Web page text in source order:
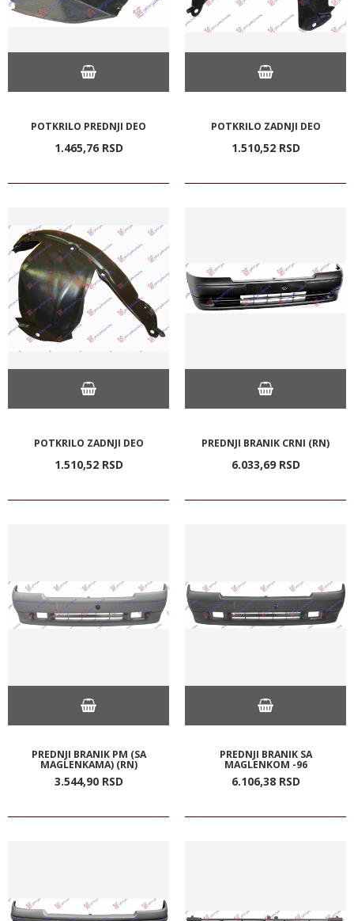
POTKRILO PREDNJI DEO
1.465,76 RSD
POTKRILO ZADNJI DEO
1.510,52 RSD
POTKRILO ZADNJI DEO
1.510,52 RSD
PREDNJI BRANIK CRNI (RN)
6.033,69 RSD
PREDNJI BRANIK PM (SA
MAGLENKAMA) (RN)
3.544,90 RSD
PREDNJI BRANIK SA
MAGLENKOM -96
6.106,38 RSD